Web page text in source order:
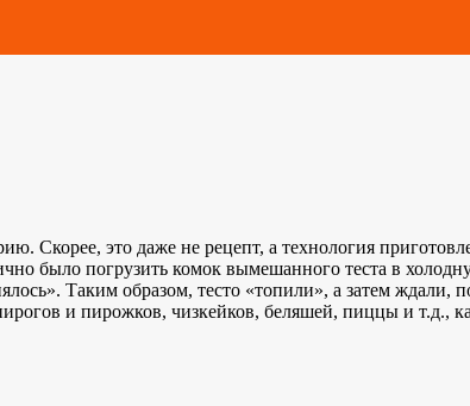
это даже не рецепт, а технология
было погрузить комок вымешанного теста в
Таким образом, тесто «топили», а затем
и пирожков, чизкейков, беляшей, пиццы и т.д.,